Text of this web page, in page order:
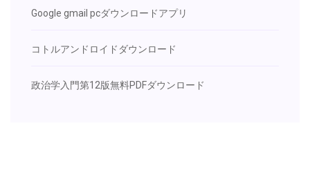
Google gmail pcダウンロードアプリ
コトルアンドロイドダウンロード
政治学入門第12版無料PDFダウンロード